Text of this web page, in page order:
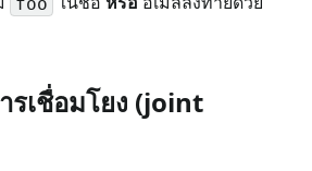
รเชื่อมโยง (joint